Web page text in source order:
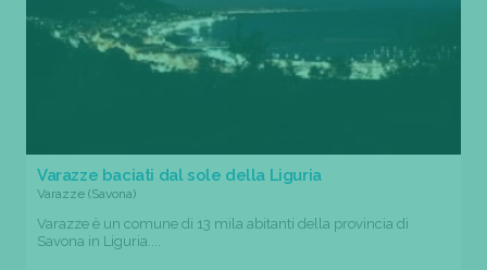
Varazze baciati dal sole della Liguria
Varazze (Savona)
Varazze è un comune di 13 mila abitanti della provincia di
Savona in Liguria....